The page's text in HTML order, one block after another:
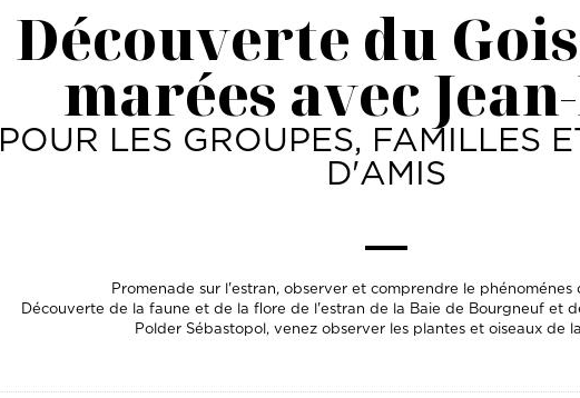
Découverte du
marées avec
POUR LES GROUPES, FAMILLES
D'AMIS
Promenade sur l'estran, observer et comprendre le phénoménes
Découverte de la faune et de la flore de l'estran de la Baie de Bourgneuf et
Polder Sébastopol, venez observer les plantes et oiseaux de